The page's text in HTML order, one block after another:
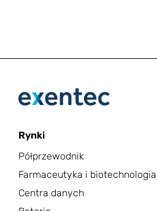
Rynki
Półprzewodnik
Farmaceutyka i biotechnologia
Centra danych